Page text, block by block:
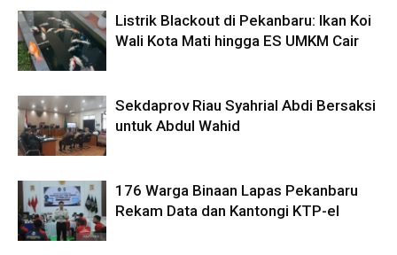
Listrik Blackout di Pekanbaru: Ikan Koi
Wali Kota Mati hingga ES UMKM Cair
Sekdaprov Riau Syahrial Abdi Bersaksi
untuk Abdul Wahid
176 Warga Binaan Lapas Pekanbaru
Rekam Data dan Kantongi KTP-el